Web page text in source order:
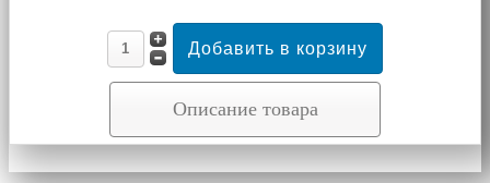
Описание товара